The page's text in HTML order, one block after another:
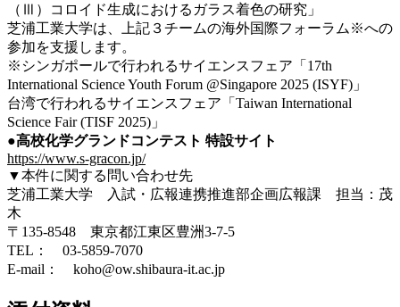
（Ⅲ）コロイド生成におけるガラス着色の研究」
芝浦工業大学は、上記３チームの海外国際フォーラム※への
参加を支援します。
※シンガポールで行われるサイエンスフェア「17th
International Science Youth Forum @Singapore 2025 (ISYF)」
台湾で行われるサイエンスフェア「Taiwan International
Science Fair (TISF 2025)」
●高校化学グランドコンテスト 特設サイト
https://www.s-gracon.jp/
▼本件に関する問い合わせ先
芝浦工業大学 入試・広報連携推進部企画広報課 担当：茂
木
〒135-8548 東京都江東区豊洲3-7-5
TEL： 03-5859-7070
E-mail： koho@ow.shibaura-it.ac.jp